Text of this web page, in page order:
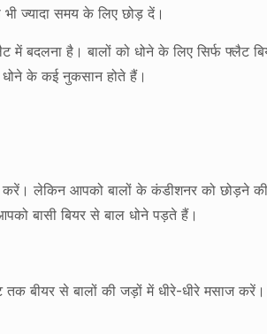
ज्यादा समय के लिए छोड़ दें।
में बदलना है। बालों को धोने के लिए सिर्फ फ्लैट
धोने के कई नुकसान होते हैं।
करें। लेकिन आपको बालों के कंडीशनर को
बासी बियर से बाल धोने पड़ते हैं।
बीयर से बालों की जड़ों में धीरे-धीरे मसाज